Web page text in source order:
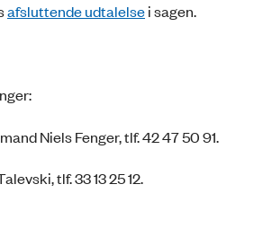
afsluttende udtalelsei sagen.
Niels Fenger, tlf. 42 47 50 91.
tlf. 33 13 25 12.